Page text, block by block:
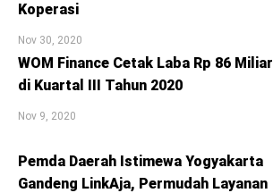
Koperasi
Nov 30, 2020
WOM Finance Cetak Laba Rp 86 Miliar
di Kuartal III Tahun 2020
Nov 9, 2020
Pemda Daerah Istimewa Yogyakarta
Gandeng LinkAja, Permudah Layanan